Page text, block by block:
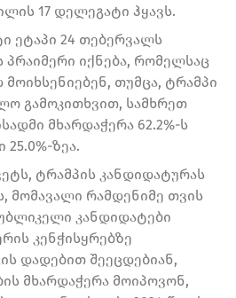
17 დელეგატი ჰყავს.
ეტაპი 24 თებერვალს
იქნება, რომელსაც
თუმცა, ტრამპი
გამოკითხვით, სამხრეთ
მხარდაჭერა 62.2%-ს
ზეა.
ტრამპის კანდიდატურას
რამდენიმე თვის
კანდიდატები
კენჭისყრებზე
დადებით შეეცდებიან,
მხარდაჭერა მოიპოვონ,